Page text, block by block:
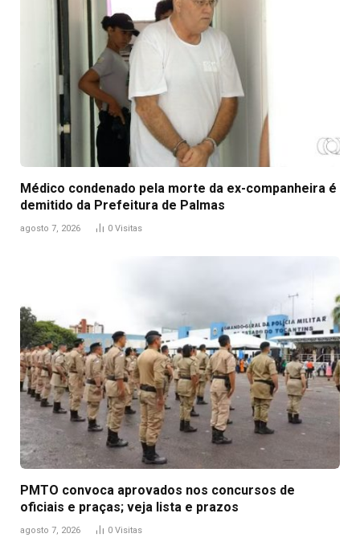
Médico condenado pela morte da ex-companheira é
demitido da Prefeitura de Palmas
agosto 7, 2026 0 Visitas
PMTO convoca aprovados nos concursos de
oficiais e praças; veja lista e prazos
agosto 7, 2026 0 Visitas